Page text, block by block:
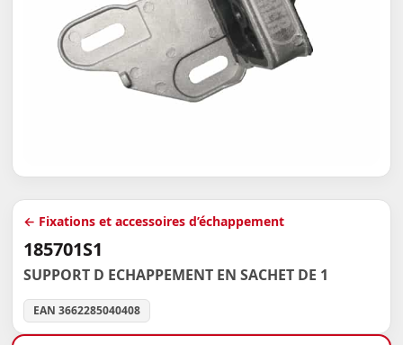
← Fixations et accessoires d’échappement
185701S1
SUPPORT D ECHAPPEMENT EN SACHET DE 1
EAN 3662285040408